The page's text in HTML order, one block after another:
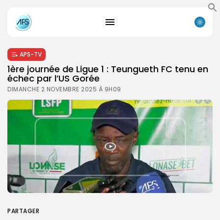
APS-TV
1ère journée de Ligue 1 : Teungueth FC tenu en
échec par l’US Gorée
DIMANCHE 2 NOVEMBRE 2025 À 9H09
PARTAGER